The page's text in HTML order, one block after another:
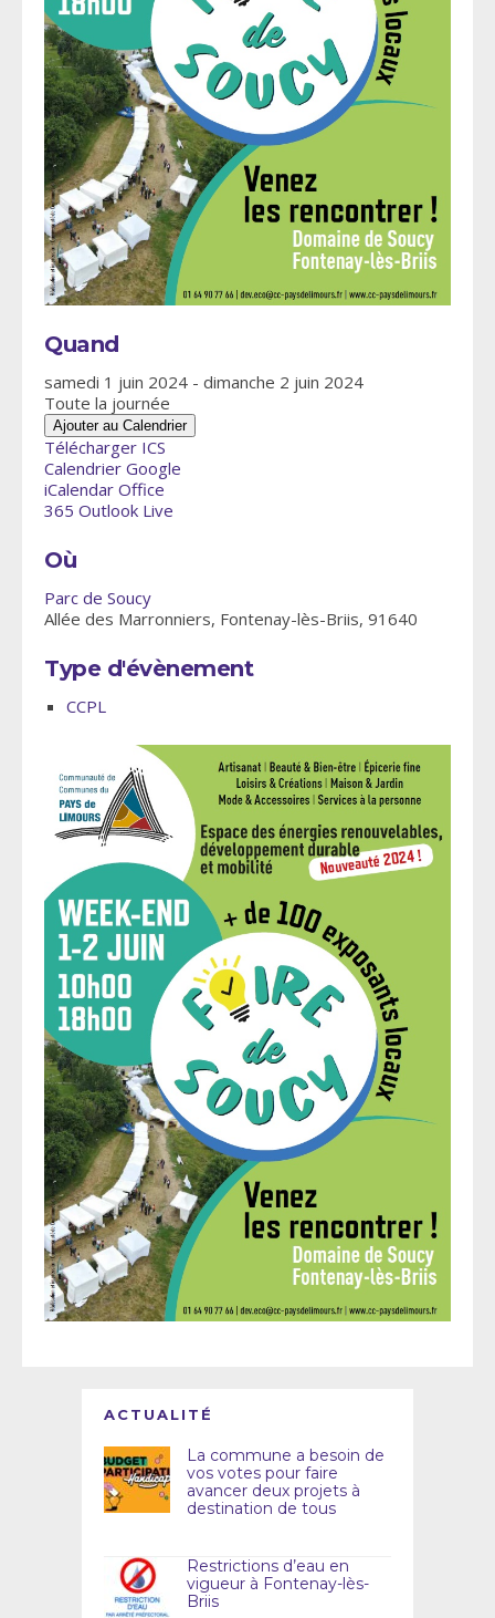
Quand
samedi 1 juin 2024 - dimanche 2 juin 2024
Toute la journée
Ajouter au Calendrier
Télécharger ICS
Calendrier Google
iCalendar Office
365 Outlook Live
Où
Parc de Soucy
Allée des Marronniers, Fontenay-lès-Briis, 91640
Type d'évènement
CCPL
ACTUALITÉ
La commune a besoin de
vos votes pour faire
avancer deux projets à
destination de tous
Restrictions d’eau en
vigueur à Fontenay-lès-
Briis